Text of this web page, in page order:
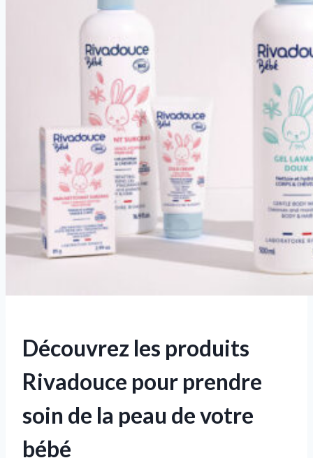
Découvrez les produits
Rivadouce pour prendre
soin de la peau de votre
bébé